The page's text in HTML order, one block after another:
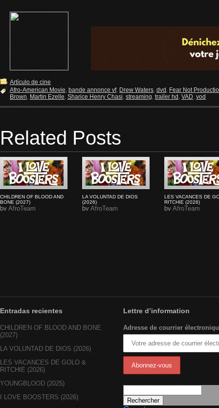
Artículo de cine
Afro-American Movie,bande annonce vf,Drew Waters,dvd,Fear Not
Brown,Martin Ezelle,Sharice Henry Chasi,streaming,trailer hd,VAD,vod
Related Posts
CHILDREN OF BLOOD AND
BONE (2027)
byAfroTeam
LA VOLUNTAD DE DIOS
(2026)
byAfroTeam
LES VACANCES DE
RITCHIE (2026)
byAfroTeam
Entradas recientes
CHILDREN OF BLOOD AND BONE
(2027)
LA VOLUNTAD DE DIOS (2026)
LES VACANCES DE GOLO &
RITCHIE (2026)
YOUNGBLOOD (2025)
I LOVE BOOSTERS (2026)
Lettre d’information
Adresse de courrier